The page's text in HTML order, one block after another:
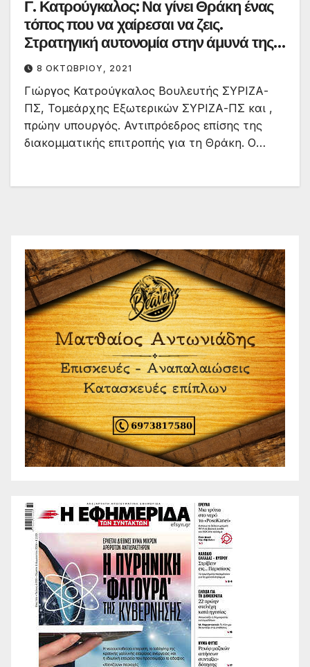
Γ. Κατρούγκαλος: Να γίνει Θράκη ένας
τόπος που να χαίρεσαι να ζεις.
Στρατηγική αυτονομία στην άμυνά της
Ευρώπης.
8 ΟΚΤΩΒΡΊΟΥ, 2021
Γιώργος Κατρούγκαλος Βουλευτής ΣΥΡΙΖΑ-
ΠΣ, Τομεάρχης Εξωτερικών ΣΥΡΙΖΑ-ΠΣ και ,
πρώην υπουργός. Αντιπρόεδρος επίσης της
διακομματικής επιτροπής για τη Θράκη. Ο…